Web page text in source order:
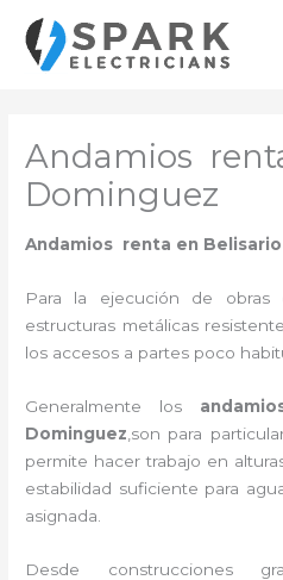
contenido
Andamios
Dominguez
Andamios renta en
Para la ejecución de obras
estructuras metálicas
los accesos a partes poco
Generalmente los
Dominguez ,son para
permite hacer trabajo en
estabilidad suficiente para
asignada.
Desde construcciones